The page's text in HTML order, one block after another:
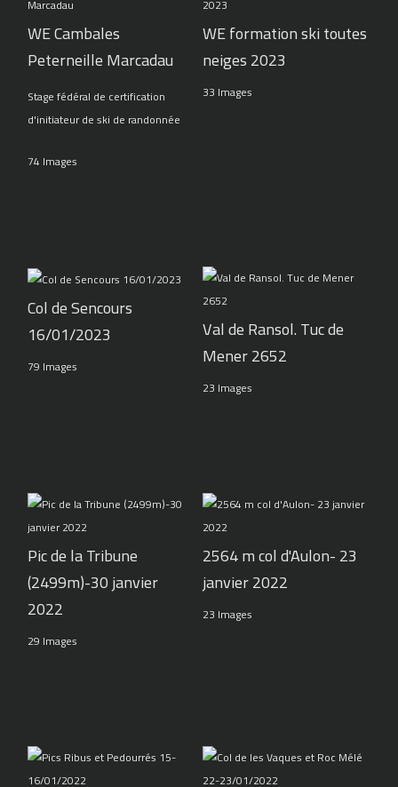
WE Cambales
Peterneille Marcadau
Stage fédéral de certification
d'initiateur de ski de randonnée
74 Images
WE formation ski toutes
neiges 2023
33 Images
Col de Sencours
16/01/2023
79 Images
Val de Ransol. Tuc de
Mener 2652
23 Images
Pic de la Tribune
(2499m)-30 janvier
2022
29 Images
2564 m col d'Aulon- 23
janvier 2022
23 Images